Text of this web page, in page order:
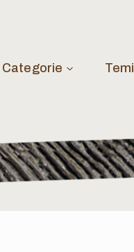
Categorie Temi